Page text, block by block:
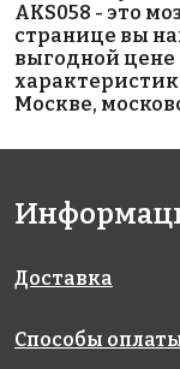
4450 руб./м²
5601 Sea Salt
38x38
AKS058 - это
странице вы
выгодной цене
Москве,
Доставка
Способы